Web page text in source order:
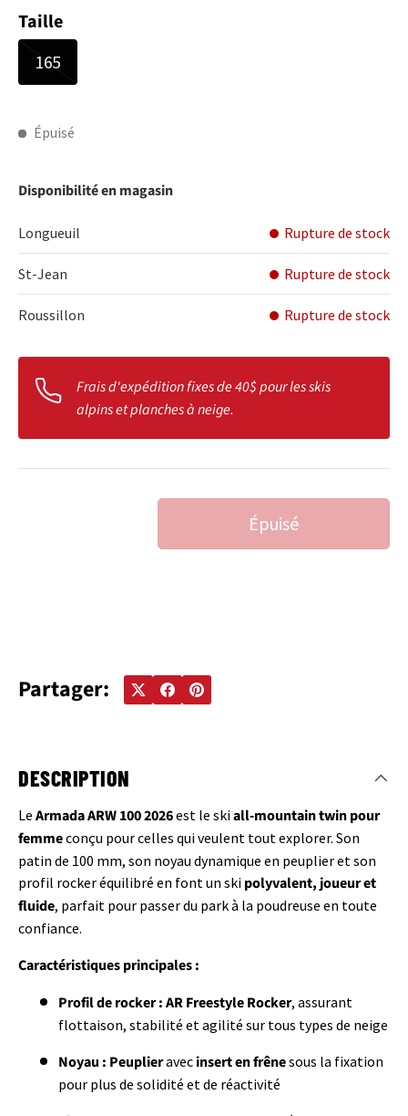
Taille
165
Épuisé
Disponibilité en magasin
Longueuil Rupture de stock
St-Jean Rupture de stock
Roussillon Rupture de stock
Frais d'expédition fixes de 40$ pour les skis
alpins et planches à neige.
AUGMENTER LA QUANTITÉ
Épuisé
Partager:
DESCRIPTION
Le Armada ARW 100 2026est le skiall-mountain twin pour
femmeconçu pour celles qui veulent tout explorer. Son
patin de 100 mm, son noyau dynamique en peuplier et son
profil rocker équilibré en font un ski polyvalent, joueur et
fluide, parfait pour passer du park à la poudreuse en toute
confiance.
Caractéristiques principales :
Profil de rocker :AR Freestyle Rocker, assurant
flottaison, stabilité et agilité sur tous types de neige
Noyau : Peuplieravec insert en frênesous la fixation
pour plus de solidité et de réactivité